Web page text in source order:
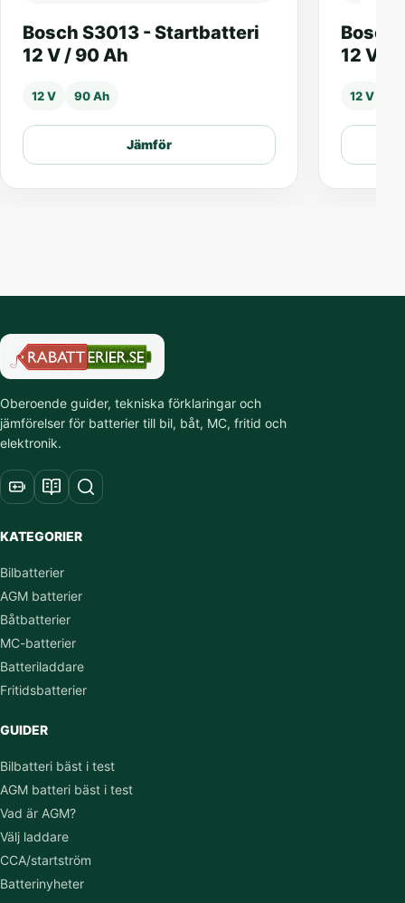
Bosch S3013 - Startbatteri
12 V / 90 Ah
12 V 90 Ah
Jämför
Bosch
12 V /
12 V
Oberoende guider, tekniska förklaringar och
jämförelser för batterier till bil, båt, MC, fritid och
elektronik.
KATEGORIER
Bilbatterier
AGM batterier
Båtbatterier
MC-batterier
Batteriladdare
Fritidsbatterier
GUIDER
Bilbatteri bäst i test
AGM batteri bäst i test
Vad är AGM?
Välj laddare
CCA/startström
Batterinyheter